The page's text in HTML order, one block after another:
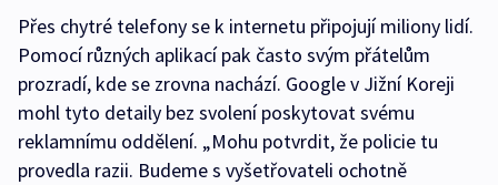
Přes chytré telefony se k internetu připojují miliony lidí.
Pomocí různých aplikací pak často svým přátelům
prozradí, kde se zrovna nachází. Google v Jižní Koreji
mohl tyto detaily bez svolení poskytovat svému
reklamnímu oddělení. „Mohu potvrdit, že policie tu
provedla razii. Budeme s vyšetřovateli ochotně